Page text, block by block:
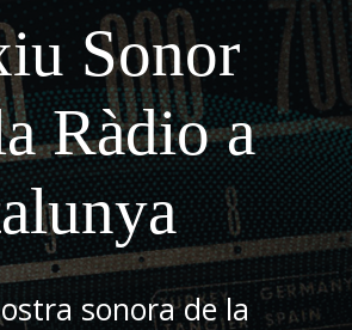
Sonor
Ràdio a
sonora de la